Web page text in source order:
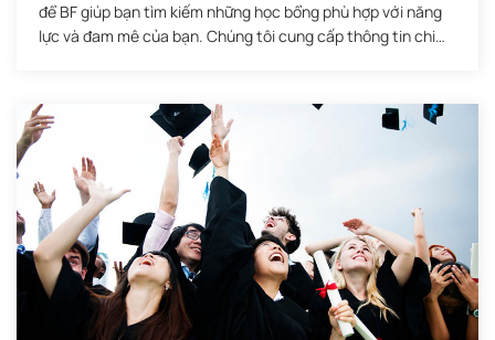
để BF giúp bạn tìm kiếm những học bổng phù hợp với năng
lực và đam mê của bạn. Chúng tôi cung cấp thông tin chi